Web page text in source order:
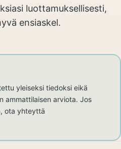
luottamuksellisesti,
ensiaskel.
yleiseksi tiedoksi eikä
ammattilaisen arviota. Jos
ota yhteyttä